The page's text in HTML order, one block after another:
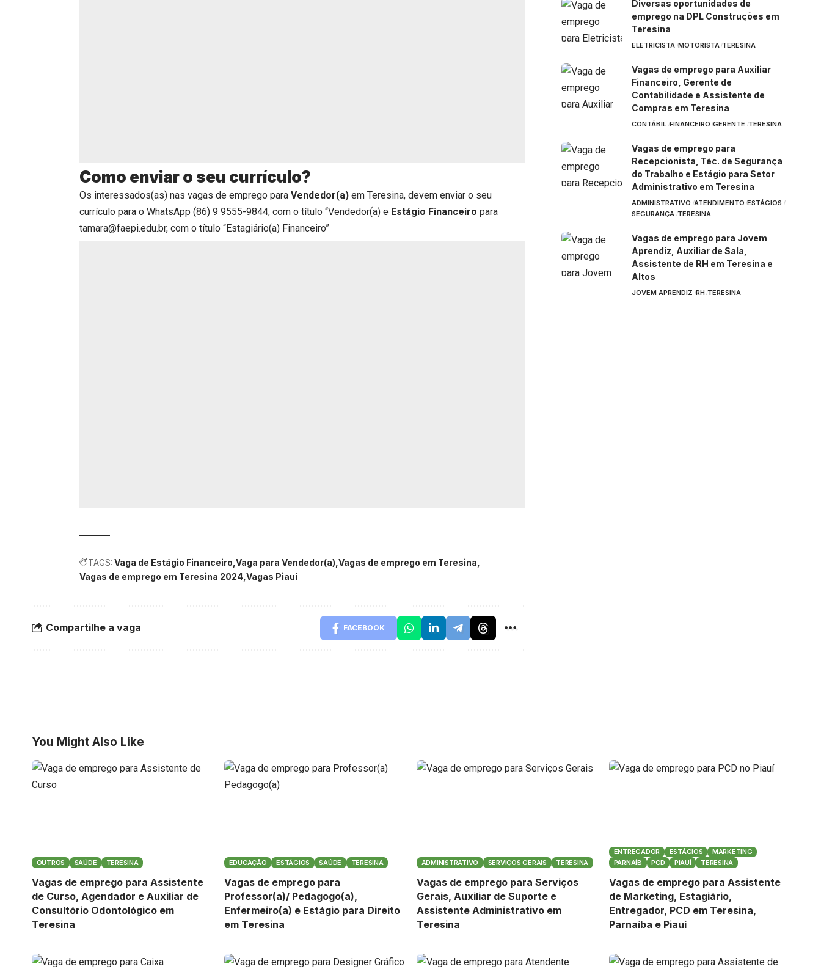
Como enviar o seu currículo?
Os interessados(as) nas vagas de emprego para Vendedor(a) em Teresina, devem enviar o seu
currículo para o WhatsApp (86) 9 9555-9844, com o título “Vendedor(a) e Estágio Financeiro para
tamara@faepi.edu.br, com o título “Estagiário(a) Financeiro”
TAGS: Vaga de Estágio Financeiro Vaga para Vendedor(a) Vagas de emprego em Teresina
Vagas de emprego em Teresina 2024 Vagas Piauí
Compartilhe a vaga FACEBOOK
Diversas oportunidades de
emprego na DPL Construções em
Teresina
ELETRICISTA MOTORISTA TERESINA
Vagas de emprego para Auxiliar
Financeiro, Gerente de
Contabilidade e Assistente de
Compras em Teresina
CONTÁBIL FINANCEIRO GERENTE TERESINA
Vagas de emprego para
Recepcionista, Téc. de Segurança
do Trabalho e Estágio para Setor
Administrativo em Teresina
ADMINISTRATIVO ATENDIMENTO ESTÁGIOS
SEGURANÇA TERESINA
Vagas de emprego para Jovem
Aprendiz, Auxiliar de Sala,
Assistente de RH em Teresina e
Altos
JOVEM APRENDIZ RH TERESINA
You Might Also Like
OUTROS SAÚDE TERESINA
Vagas de emprego para Assistente
de Curso, Agendador e Auxiliar de
Consultório Odontológico em
Teresina
EDUCAÇÃO ESTÁGIOS SAÚDE TERESINA
Vagas de emprego para
Professor(a)/ Pedagogo(a),
Enfermeiro(a) e Estágio para Direito
em Teresina
ADMINISTRATIVO SERVIÇOS GERAIS TERESINA
Vagas de emprego para Serviços
Gerais, Auxiliar de Suporte e
Assistente Administrativo em
Teresina
ENTREGADOR ESTÁGIOS
MARKETING
PARNAÍB
PCD PIAUÍ TERESINA
Vagas de emprego para Assistente
de Marketing, Estagiário,
Entregador, PCD em Teresina,
Parnaíba e Piauí